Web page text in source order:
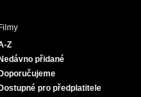
Filmy
Z
Nedávno přidané
Doporučujeme
Dostupné pro předplatitele